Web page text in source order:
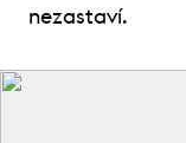
nezastaví.